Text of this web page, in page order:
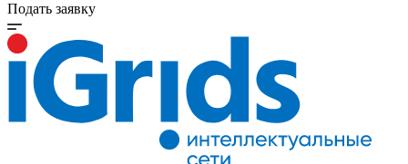
Подать заявку